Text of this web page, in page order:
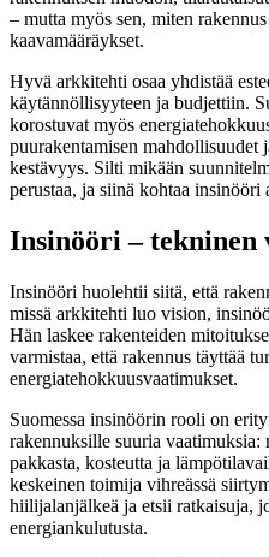
– mutta myös sen, miten
kaavamääräykset.
Hyvä arkkitehti osaa yhdistää
käytännöllisyyteen ja budjettiin.
korostuvat myös
puurakentamisen mahdollisuudet
kestävyys. Silti mikään
perustaa, ja siinä kohtaa insinööri
Insinööri – tekninen
Insinööri huolehtii siitä, että
missä arkkitehti luo vision,
Hän laskee rakenteiden
varmistaa, että rakennus täyttää
energiatehokkuusvaatimukset.
Suomessa insinöörin rooli on
rakennuksille suuria vaatimuksia:
pakkasta, kosteutta ja
keskeinen toimija vihreässä
hiilijalanjälkeä ja etsii ratkaisuja,
energiankulutusta.